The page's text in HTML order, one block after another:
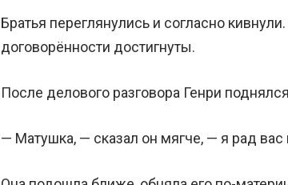
Братья переглянулись и согласно
договорённости достигнуты.
После делового разговора Генри
— Матушка, — сказал он мягче, — я рад